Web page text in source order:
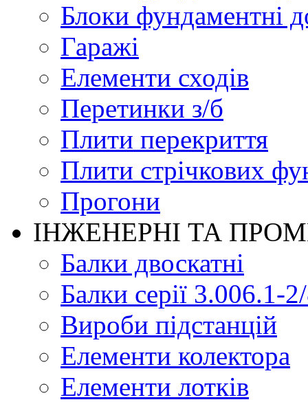
Блоки фундаментні
Гаражі
Елементи сходів
Перетинки з/б
Плити перекриття
Плити стрічкових
Прогони
ІНЖЕНЕРНІ ТА
Балки двоскатні
Балки серії 3.006.1-
Вироби підстанцій
Елементи колектора
Елементи лотків